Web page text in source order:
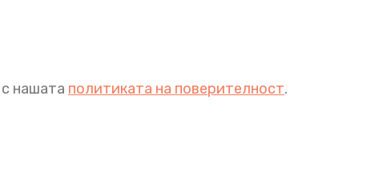
нашата политиката на поверителност.